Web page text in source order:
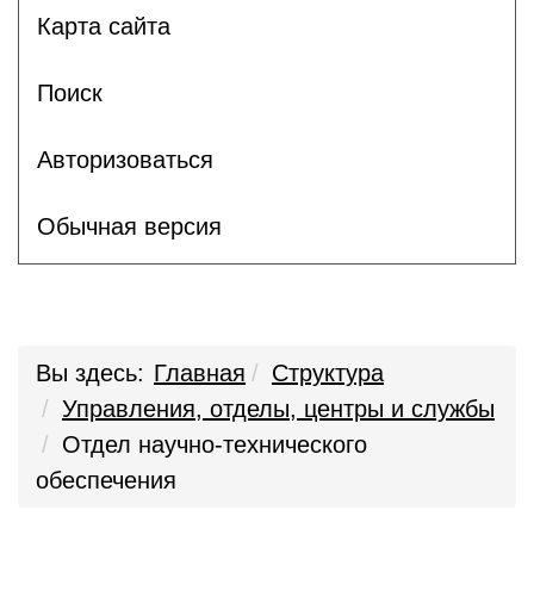
Карта сайта
Поиск
Авторизоваться
Обычная версия
Вы здесь: Главная
Структура
Управления, отделы, центры и службы
Отдел научно-технического
обеспечения